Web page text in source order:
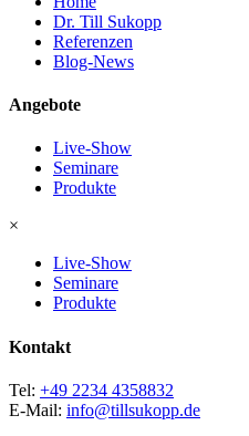
Dr. Till Sukopp
Referenzen
Blog-News
Angebote
Live-Show
Seminare
Produkte
×
Live-Show
Seminare
Produkte
Kontakt
Tel: +49 2234 4358832
E-Mail: info@tillsukopp.de